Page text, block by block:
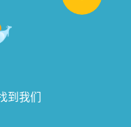
到我们